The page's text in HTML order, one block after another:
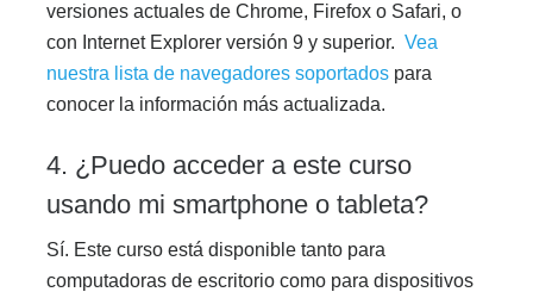
versiones actuales de Chrome, Firefox o Safari, o
con Internet Explorer versión 9 y superior. Vea
nuestra lista de navegadores soportados para
conocer la información más actualizada.
4. ¿Puedo acceder a este curso
usando mi smartphone o tableta?
Sí. Este curso está disponible tanto para
computadoras de escritorio como para dispositivos